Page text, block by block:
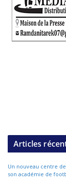
Articles
Un nouveau centre
son académie de